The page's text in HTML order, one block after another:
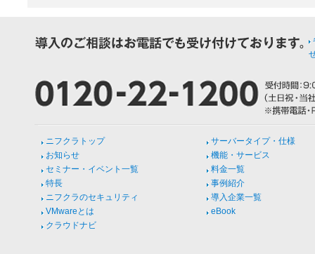
ニフクラトップ
お知らせ
セミナー・イベント一覧
特長
ニフクラのセキュリティ
VMwareとは
クラウドナビ
サーバータイプ・仕様
機能・サービス
料金一覧
事例紹介
導入企業一覧
eBook